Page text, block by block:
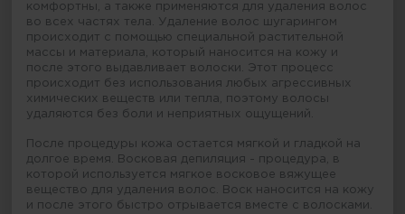
комфортны, а также применяются для удаления волос
во всех частях тела. Удаление волос шугарингом
происходит с помощью специальной растительной
массы и материала, который наносится на кожу и
после этого выдавливает волоски. Этот процесс
происходит без использования любых агрессивных
химических веществ или тепла, поэтому волосы
удаляются без боли и неприятных ощущений.
После процедуры кожа остается мягкой и гладкой на
долгое время. Восковая депиляция - процедура, в
которой используется мягкое восковое вяжущее
вещество для удаления волос. Воск наносится на кожу
и после этого быстро отрывается вместе с волосками.